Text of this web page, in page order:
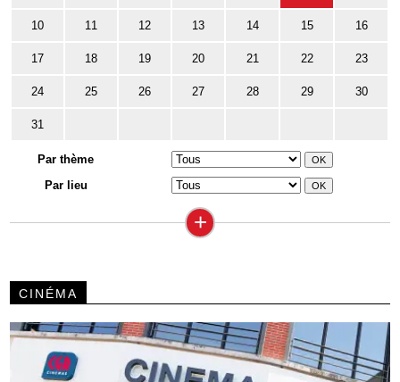
10 11 12 13 14 15 16
17 18 19 20 21 22 23
24 25 26 27 28 29 30
31
Par thème
Par lieu
+
CINÉMA